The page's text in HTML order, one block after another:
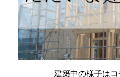
建築中の様子は